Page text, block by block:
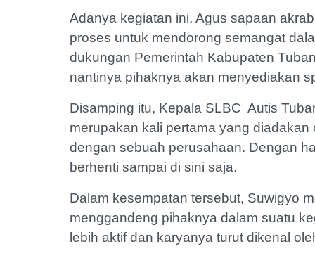
Adanya kegiatan ini, Agus sapaan
proses untuk mendorong semangat
dukungan Pemerintah Kabupaten
nantinya pihaknya akan menyediakan
Disamping itu, Kepala SLBC Autis
merupakan kali pertama yang
dengan sebuah perusahaan. Dengan
berhenti sampai di sini saja.
Dalam kesempatan tersebut, Suwigyo
menggandeng pihaknya dalam suatu
lebih aktif dan karyanya turut dikenal